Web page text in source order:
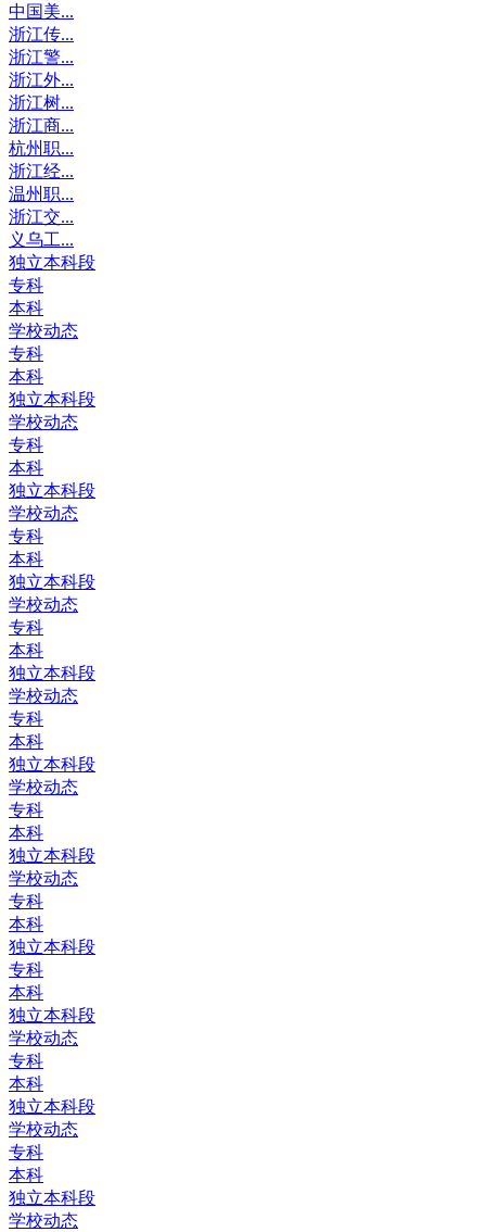
中国美...
浙江传...
浙江警...
浙江外...
浙江树...
浙江商...
杭州职...
浙江经...
温州职...
浙江交...
义乌工...
独立本科段
专科
本科
学校动态
专科
本科
独立本科段
学校动态
专科
本科
独立本科段
学校动态
专科
本科
独立本科段
学校动态
专科
本科
独立本科段
学校动态
专科
本科
独立本科段
学校动态
专科
本科
独立本科段
学校动态
专科
本科
独立本科段
专科
本科
独立本科段
学校动态
专科
本科
独立本科段
学校动态
专科
本科
独立本科段
学校动态